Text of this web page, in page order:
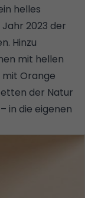
helles
2023 der
Hinzu
mit hellen
Orange
der Natur
in die eigenen